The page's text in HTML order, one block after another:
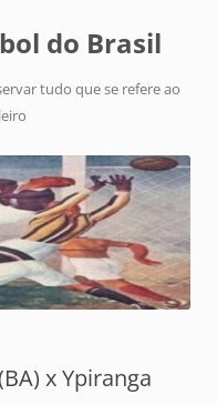
do Brasil
tudo que se refere ao
x Ypiranga